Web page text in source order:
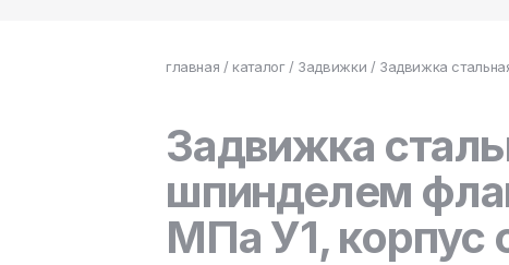
главная / каталог/ Задвижки / Задвижка
Задвижка
шпинделем
МПа У1, корпус